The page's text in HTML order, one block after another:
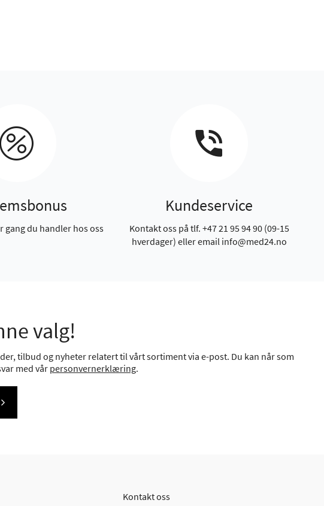
gang du handler hos oss
Kundeservice
Kontakt oss på tlf. +47 21 95 94 90 (09-15
hverdager) eller email info@med24.no
valg!
tilbud og nyheter relatert til vårt sortiment via e-post. Du kan når som
med vår personvernerklæring.
Kontakt oss